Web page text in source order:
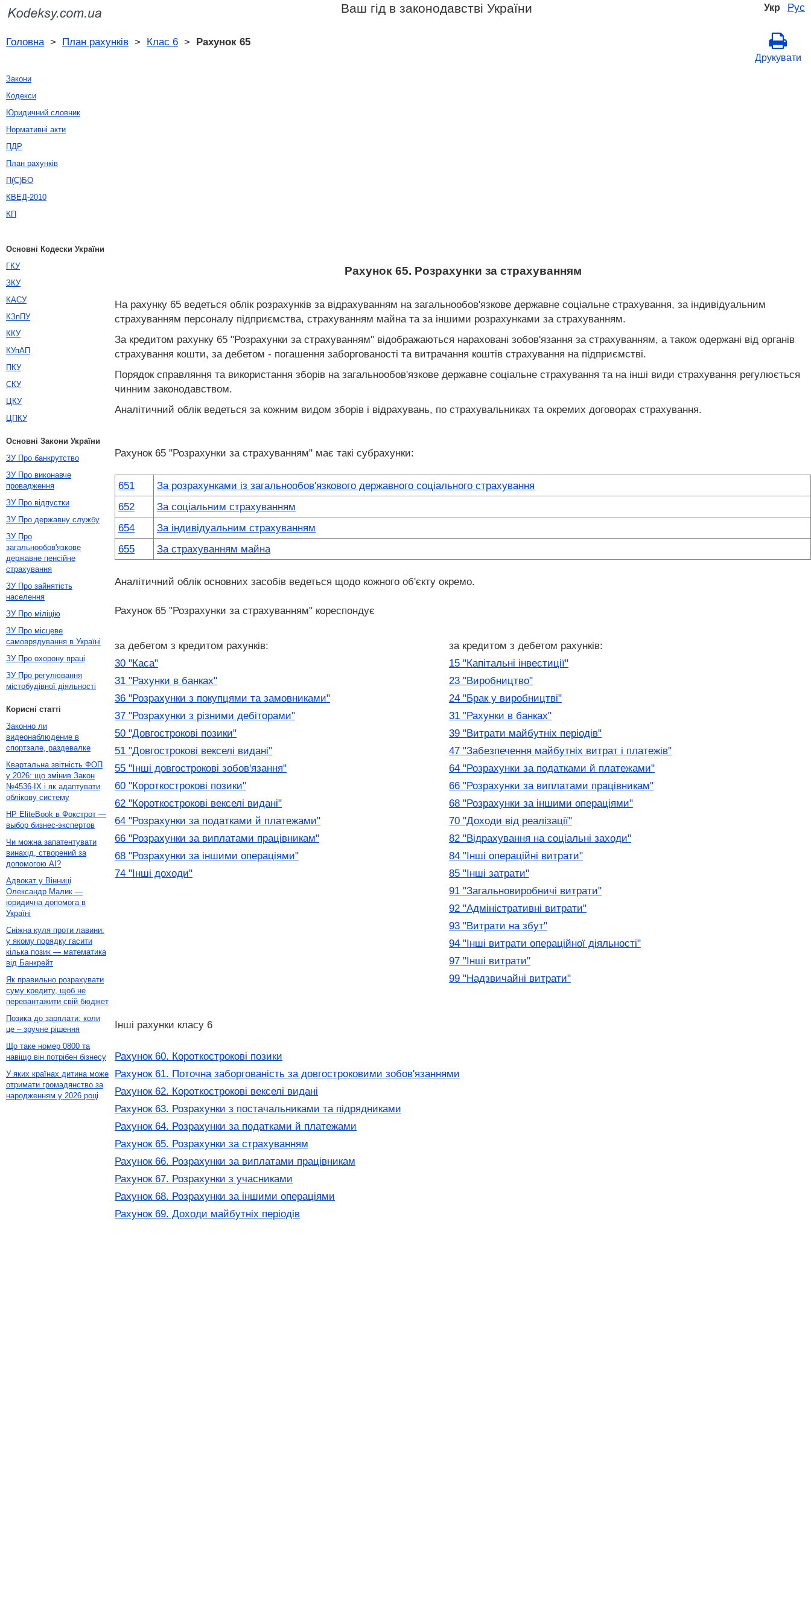
Укр Рус
Ваш гід в законодавстві України
Головна> План рахунків > Клас 6 > Рахунок 65
Друкувати
Рахунок 65. Розрахунки за страхуванням
На рахунку 65 ведеться облік розрахунків за відрахуванням на загальнообов'язкове державне соціальне страхування, за індивідуальним
страхуванням персоналу підприємства, страхуванням майна та за іншими розрахунками за страхуванням.
За кредитом рахунку 65 "Розрахунки за страхуванням" відображаються нараховані зобов'язання за страхуванням, а також одержані від органів
страхування кошти, за дебетом - погашення заборгованості та витрачання коштів страхування на підприємстві.
Порядок справляння та використання зборів на загальнообов'язкове державне соціальне страхування та на інші види страхування регулюється
чинним законодавством.
Аналітичний облік ведеться за кожним видом зборів і відрахувань, по страхувальниках та окремих договорах страхування.
Рахунок 65 "Розрахунки за страхуванням" має такі субрахунки:
651
За розрахунками із загальнообов'язкового державного соціального страхування
652
За соціальним страхуванням
654
За індивідуальним страхуванням
655
За страхуванням майна
Аналітичний облік основних засобів ведеться щодо кожного об'єкту окремо.
Рахунок 65 "Розрахунки за страхуванням" кореспондує
за дебетом з кредитом рахунків:
30 "Каса"
31 "Рахунки в банках"
36 "Розрахунки з покупцями та замовниками"
37 "Розрахунки з різними дебіторами"
50 "Довгострокові позики"
51 "Довгострокові векселі видані"
55 "Інші довгострокові зобов'язання"
60 "Короткострокові позики"
62 "Короткострокові векселі видані"
64 "Розрахунки за податками й платежами"
66 "Розрахунки за виплатами працівникам"
68 "Розрахунки за іншими операціями"
74 "Інші доходи"
за кредитом з дебетом рахунків:
15 "Капітальні інвестиції"
23 "Виробництво"
24 "Брак у виробництві"
31 "Рахунки в банках"
39 "Витрати майбутніх періодів"
47 "Забезпечення майбутніх витрат і платежів"
64 "Розрахунки за податками й платежами"
66 "Розрахунки за виплатами працівникам"
68 "Розрахунки за іншими операціями"
70 "Доходи від реалізації"
82 "Відрахування на соціальні заходи"
84 "Інші операційні витрати"
85 "Інші затрати"
91 "Загальновиробничі витрати"
92 "Адміністративні витрати"
93 "Витрати на збут"
94 "Інші витрати операційної діяльності"
97 "Інші витрати"
99 "Надзвичайні витрати"
Інші рахунки класу 6
Рахунок 60. Короткострокові позики
Рахунок 61. Поточна заборгованість за довгостроковими зобов'язаннями
Рахунок 62. Короткострокові векселі видані
Рахунок 63. Розрахунки з постачальниками та підрядниками
Рахунок 64. Розрахунки за податками й платежами
Рахунок 65. Розрахунки за страхуванням
Рахунок 66. Розрахунки за виплатами працівникам
Рахунок 67. Розрахунки з учасниками
Рахунок 68. Розрахунки за іншими операціями
Рахунок 69. Доходи майбутніх періодів
Закони
Кодекси
Юридичний словник
Нормативні акти
ПДР
План рахунків
П(С)БО
КВЕД-2010
КП
Основні Кодески України
ГКУ
ЗКУ
КАСУ
КЗпПУ
ККУ
КУпАП
ПКУ
СКУ
ЦКУ
ЦПКУ
Основні Закони України
ЗУ Про банкрутство
ЗУ Про виконавче
провадження
ЗУ Про відпустки
ЗУ Про державну службу
ЗУ Про
загальнообов'язкове
державне пенсійне
страхування
ЗУ Про зайнятість
населення
ЗУ Про міліцію
ЗУ Про місцеве
самоврядування в Україні
ЗУ Про охорону праці
ЗУ Про регулювання
містобудівної діяльності
Корисні статті
Законно ли
видеонаблюдение в
спортзале, раздевалке
Квартальна звітність ФОП
у 2026: що змінив Закон
№4536-IX і як адаптувати
облікову систему
HP EliteBook в Фокстрот —
выбор бизнес-экспертов
Чи можна запатентувати
винахід, створений за
допомогою AI?
Адвокат у Вінниці
Олександр Малик —
юридична допомога в
Україні
Сніжна куля проти лавини:
у якому порядку гасити
кілька позик — математика
від Банкрейт
Як правильно розрахувати
суму кредиту, щоб не
перевантажити свій бюджет
Позика до зарплати: коли
це – зручне рішення
Що таке номер 0800 та
навіщо він потрібен бізнесу
У яких країнах дитина може
отримати громадянство за
народженням у 2026 році